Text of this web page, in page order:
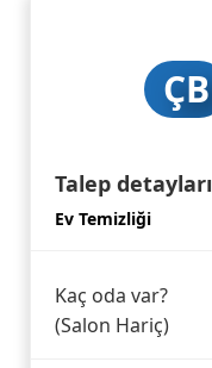
ÇB
Talep detayları
Ev Temizliği
Kaç oda var?
(Salon Hariç)